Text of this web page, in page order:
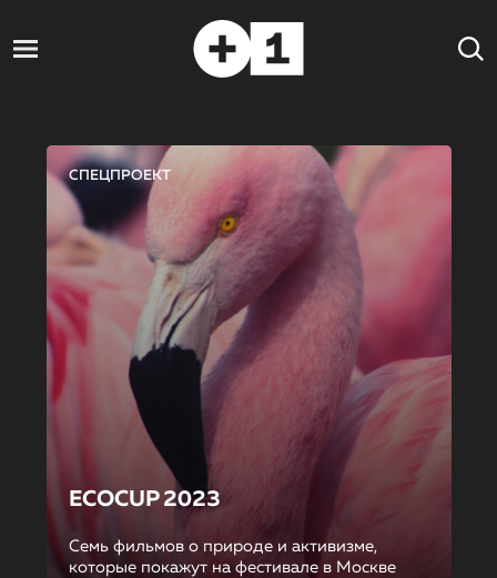
СПЕЦПРОЕКТ
ECOCUP 2023
Семь фильмов о природе и активизме,
которые покажут на фестивале в Москве